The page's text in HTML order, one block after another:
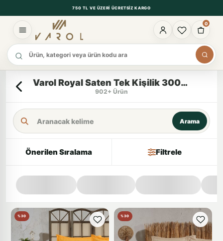
750 TL VE ÜZERI ÜCRETSIZ KARGO
0
Ürün ara
Varol Royal Saten Tek Kişilik 300TC Nevresim Takımı - ERİCA
902+ Ürün
Arama Kriteri
Arama
Önerilen Sıralama Filtrele
%30 %30